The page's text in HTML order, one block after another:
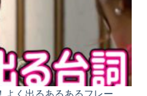
テ(V)とジョングクが急に